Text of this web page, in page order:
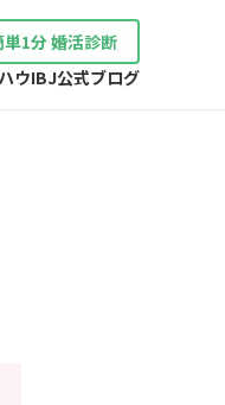
単1分 婚活診断
ウIBJ公式ブログ